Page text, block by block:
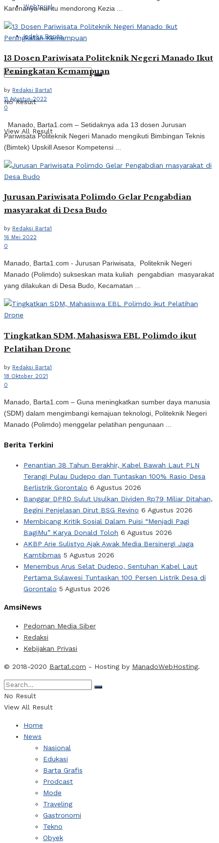
Webtorial
Indeks Berita
No Result
View All Result
Karenanya hal itu mendorong Kezia ...
13 Dosen Pariwisata Politeknik Negeri Manado Ikut
Peningkatan Kemampuan
by Redaksi Barta1
11 Agustus 2022
0
Manado, Barta1.com – Setidaknya ada 13 dosen Jurusan
Pariwisata Politeknik Negeri Manado mengikuti Bimbingan Teknis
(Bimtek) Upskill Asesor Kompetensi ...
Jurusan Pariwisata Polimdo Gelar Pengabdian
masyarakat di Desa Budo
by Redaksi Barta1
16 Mei 2022
0
Manado, Barta1.com - Jurusan Pariwisata, Politeknik Negeri
Manado (Polimdo) sukseskan mata kuliah pengabdian masyarakat
yang dilakukan di Desa Budo, Kecamatan ...
Tingkatkan SDM, Mahasiswa EBL Polimdo ikut
Pelatihan Drone
by Redaksi Barta1
18 Oktober 2021
0
Manado, Barta1.com – Guna meningkatkan sumber daya manusia
(SDM) dalam mengimbangi kemajuan teknologi, Politeknik Negeri
Manado (Polimdo) menggelar pelatihan pengunaan ...
Berita Terkini
Penantian 38 Tahun Berakhir, Kabel Bawah Laut PLN
Terangi Pulau Dudepo dan Tuntaskan 100% Rasio Desa
Berlistrik Gorontalo 6 Agustus 2026
Banggar DPRD Sulut Usulkan Dividen Rp79 Miliar Ditahan,
Begini Penjelasan Dirut BSG Revino 6 Agustus 2026
Membicang Kritik Sosial Dalam Puisi “Menjadi Pagi
BagiMu” Karya Donald Toloh 6 Agustus 2026
AKBP Arie Sulistyo Ajak Awak Media Bersinergi Jaga
Kamtibmas 5 Agustus 2026
Menembus Arus Selat Dudepo, Sentuhan Kabel Laut
Pertama Sulawesi Tuntaskan 100 Persen Listrik Desa di
Gorontalo 5 Agustus 2026
AmsiNews
Pedoman Media Siber
Redaksi
Kebijakan Privasi
© 2018-2020 Barta1.com - Hosting by ManadoWebHosting.
No Result
View All Result
Home
News
Nasional
Edukasi
Barta Grafis
Prodcast
Mode
Traveling
Gastronomi
Tekno
Obyek